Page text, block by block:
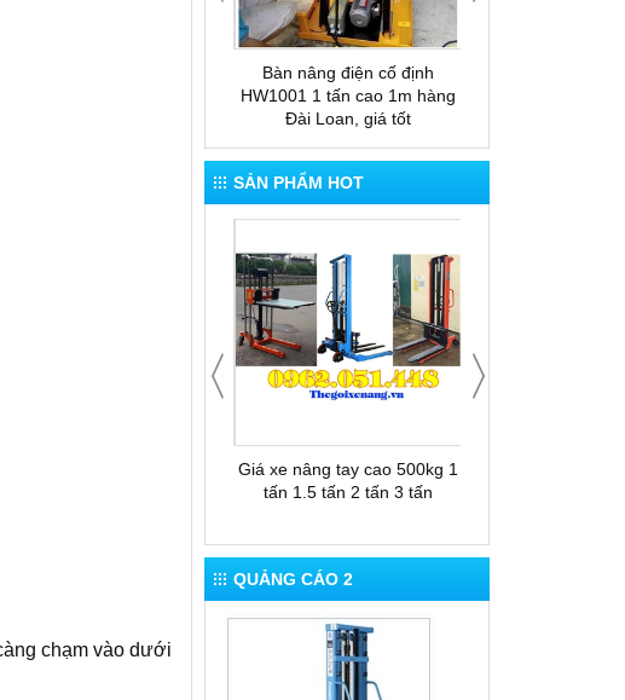
chạm vào dưới
Bàn nâng điện cố định
HW1001 1 tấn cao 1m hàng
Đài Loan, giá tốt
SẢN PHẨM HOT
Giá xe nâng tay cao 500kg 1
tấn 1.5 tấn 2 tấn 3 tấn
QUẢNG CÁO 2